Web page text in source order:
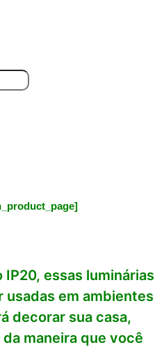
essas luminárias
usadas em ambientes
decorar sua casa,
maneira que você